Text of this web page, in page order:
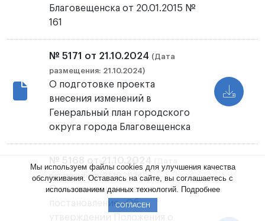
Благовещенска от 20.01.2015 №
161
№ 5171 от 21.10.2024 (Дата
размещения: 21.10.2024)
О подготовке проекта
внесения изменений в
Генеральный план городского
округа города Благовещенска
размещения: 21.10.2024)
О внесении изменения в
постановление «Об
Мы используем файлы cookies для улучшения качества
обслуживания. Оставаясь на сайте, вы соглашаетесь с
использованием данных технологий. Подробнее
СОГЛАСЕН